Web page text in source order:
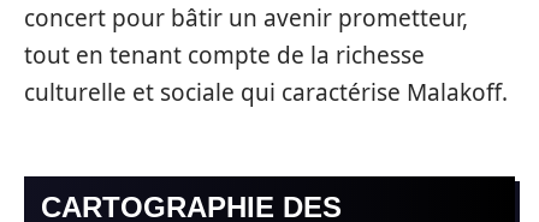
concert pour bâtir un avenir prometteur,
tout en tenant compte de la richesse
culturelle et sociale qui caractérise Malakoff.
CARTOGRAPHIE DES